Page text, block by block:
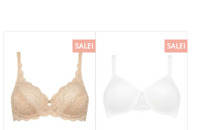
SALE! SALE!